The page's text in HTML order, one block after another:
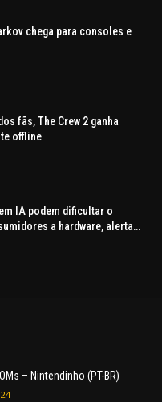
chega para consoles e
fãs, The Crew 2 ganha
offline
IA podem dificultar o
a hardware, alerta
– Nintendinho (PT-BR)